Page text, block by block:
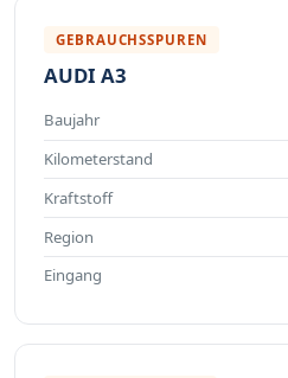
GEBRAUCHSSPUREN
AUDI A3
Baujahr
Kilometerstand
Kraftstoff
Region
Eingang